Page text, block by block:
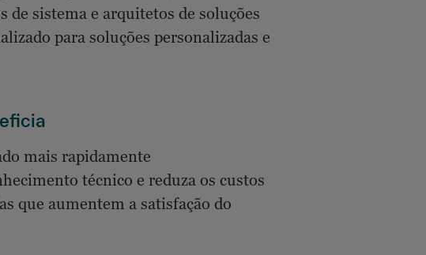
de sistema e arquitetos de soluções
para soluções personalizadas e
mais rapidamente
técnico e reduza os custos
que aumentem a satisfação do